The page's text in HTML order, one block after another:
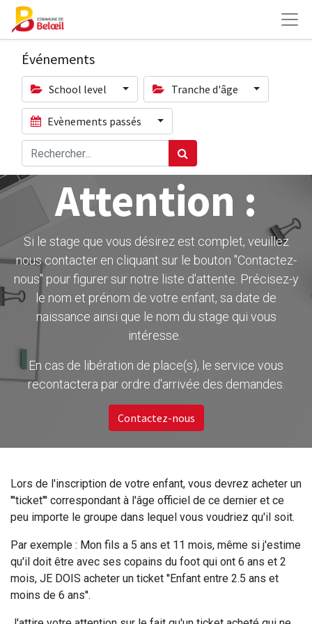
Événements
School level Tranche d'âge
Evènements passés
Attention :
Si le stage que vous désirez est complet, veuillez
nous contacter en cliquant sur le bouton ''Contactez-
nous" pour figurer sur notre liste d'attente. Précisez-y
le nom et prénom de votre enfant, sa date de
naissance ainsi que le nom du stage qui vous
intéresse.
En cas de libération de place(s), le service vous
recontactera par ordre d'arrivée des demandes.
Contactez-nous
Lors de l'inscription de votre enfant, vous devrez acheter un
'''ticket''' correspondant à l'âge officiel de ce dernier et ce
peu importe le groupe dans lequel vous voudriez qu'il soit.
Par exemple : Mon fils a 5 ans et 11 mois, même si j'estime
qu'il doit être avec ses copains du foot qui ont 6 ans et 2
mois, JE DOIS acheter un ticket ''Enfant entre 2.5 ans et
moins de 6 ans''.